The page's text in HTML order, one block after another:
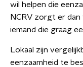
wil helpen die
NCRV zorgt er
iemand die graag
Lokaal zijn
eenzaamheid te